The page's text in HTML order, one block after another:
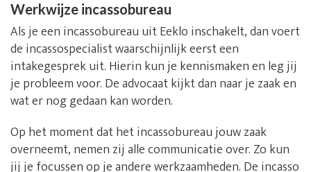
Werkwijze incassobureau
Als je een incassobureau uit Eeklo inschakelt, dan voert
de incassospecialist waarschijnlijk eerst een
intakegesprek uit. Hierin kun je kennismaken en leg jij
je probleem voor. De advocaat kijkt dan naar je zaak en
wat er nog gedaan kan worden.
Op het moment dat het incassobureau jouw zaak
overneemt, nemen zij alle communicatie over. Zo kun
jij je focussen op je andere werkzaamheden. De incasso